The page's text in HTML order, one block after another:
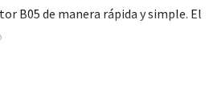
B05 de manera rápida y simple. El